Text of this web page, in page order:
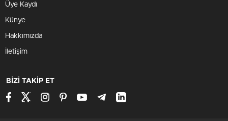
Üye Kaydı
Künye
Hakkımızda
İletişim
BİZİ TAKİP ET